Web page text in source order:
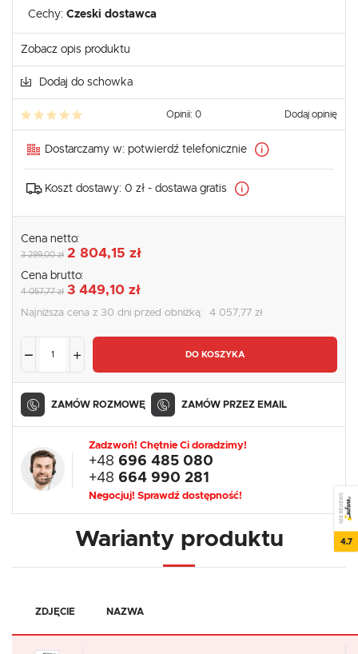
Cechy: Czeski dostawca
Zobacz opis produktu
Dodaj do schowka
Opinii: 0 Dodaj opinię
Dostarczamy w: potwierdź telefonicznie
Koszt dostawy: 0 zł - dostawa gratis
Cena netto:
3 299,00 zł 2 804,15 zł
Cena brutto:
4 057,77 zł 3 449,10 zł
Najniższa cena z 30 dni przed obniżką: 4 057,77 zł
DO KOSZYKA
ZAMÓW ROZMOWĘ ZAMÓW PRZEZ EMAIL
Zadzwoń! Chętnie Ci doradzimy!
+48 696 485 080
+48 664 990 281
Negocjuj! Sprawdź dostępność!
Warianty produktu
ZDJĘCIE NAZWA
SEE REVIEWS
4.7